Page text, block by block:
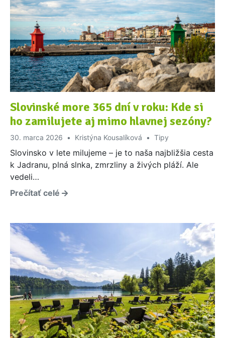
Slovinské more 365 dní v roku: Kde si
ho zamilujete aj mimo hlavnej sezóny?
30. marca 2026 Kristýna Kousalíková Tipy
Slovinsko v lete milujeme – je to naša najbližšia cesta
k Jadranu, plná slnka, zmrzliny a živých pláží. Ale
vedeli…
Prečítať celé